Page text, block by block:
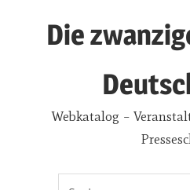
Die
Webkatalog –